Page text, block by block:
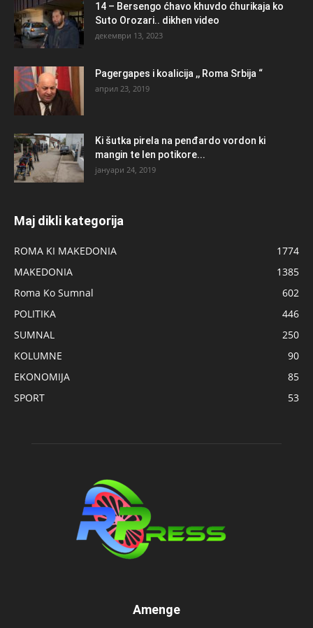
14 – Bersengo ćhavo khuvdo ćhurikaja ko
Suto Orozari.. dikhen video
декември 13, 2023
Pagergapes i koalicija ,, Roma Srbija “
април 23, 2019
Ki šutka pirela na penđardo vordon ki
mangin te len potikore...
јануари 24, 2019
Maj dikli kategorija
ROMA KI MAKEDONIA
1774
MAKEDONIA
1385
Roma Ko Sumnal
602
POLITIKA
446
SUMNAL
250
KOLUMNE
90
EKONOMIJA
85
SPORT
53
Amenge